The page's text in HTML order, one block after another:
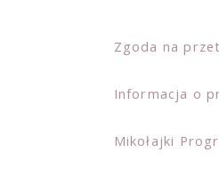
Zgoda na
Informacja o
Mikołajki